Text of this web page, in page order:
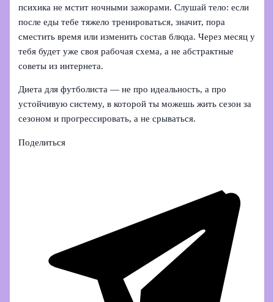
психика не мстит ночными зажорами. Слушай тело: если
после еды тебе тяжело тренироваться, значит, пора
сместить время или изменить состав блюда. Через месяц у
тебя будет уже своя рабочая схема, а не абстрактные
советы из интернета.
Диета для футболиста — не про идеальность, а про
устойчивую систему, в которой ты можешь жить сезон за
сезоном и прогрессировать, а не срываться.
Поделиться